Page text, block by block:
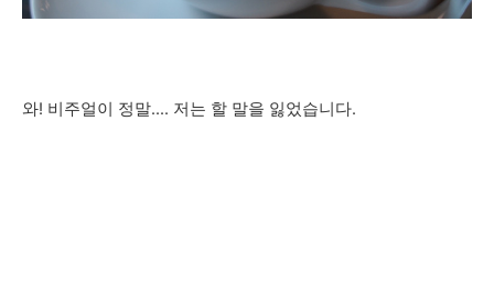
와! 비주얼이 정말.... 저는 할 말을 잃었습니다.